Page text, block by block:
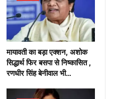
मायावती का बड़ा एक्शन, अशोक
सिद्धार्थ फिर बसपा से निष्कासित ,
रणधीर सिंह बेनीवाल भी…